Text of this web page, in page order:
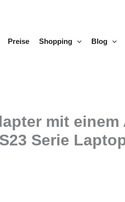
Preise Shopping Blog
mit
Serie